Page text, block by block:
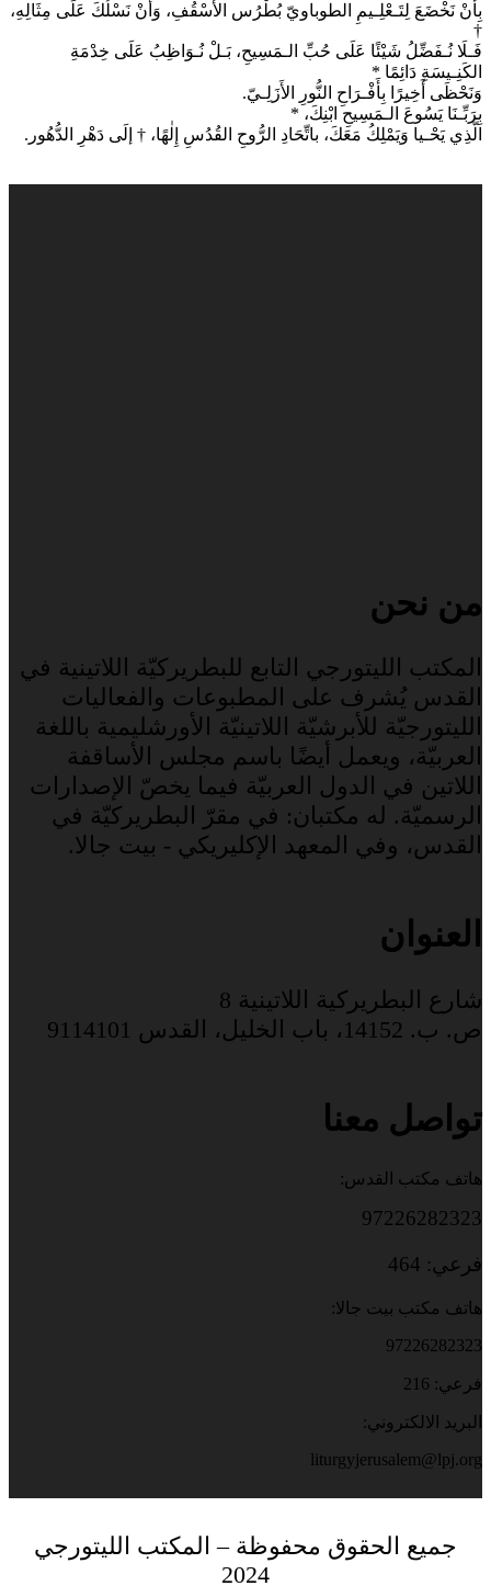
بِأَنْ نَخْضَعَ لِتَـعْلِـيمِ الطوباويّ بُطْرُس الأُسْقُفِ، وَأَنْ نَسْلُكَ عَلَى مِثَالِهِ،
†
فَـلَا نُـفَضِّلُ شَيْئًا عَلَى حُبِّ الـمَسِيحِ، بَـلْ نُـوَاظِبُ عَلَى خِدْمَةِ
الكَنِـيسَةِ دَائِمًا *
وَنَحْظَى أَخِيرًا بِأَفْـرَاحِ النُّورِ الأَزَلِـيّ.
بِرَبِّـنَا يَسُوعَ الـمَسِيحِ ابْنِكَ، *
الَّذِي يَحْـيا وَيَمْلِكُ مَعَكَ، باتِّحَادِ الرُّوحِ القُدُسِ إِلٰهًا، † إلَى دَهْرِ الدُّهُور.
من نحن
المكتب الليتورجي التابع للبطريركيّة اللاتينية في
القدس يُشرف على المطبوعات والفعاليات
الليتورجيّة للأبرشيّة اللاتينيّة الأورشليمية باللغة
العربيّة، ويعمل أيضًا باسم مجلس الأساقفة
اللاتين في الدول العربيّة فيما يخصّ الإصدارات
الرسميّة. له مكتبان: في مقرّ البطريركيّة في
القدس، وفي المعهد الإكليريكي - بيت جالا.
العنوان
شارع البطريركية اللاتينية 8
ص. ب. 14152، باب الخليل، القدس 9114101
تواصل معنا
هاتف مكتب القدس:
97226282323
فرعي: 464
هاتف مكتب بيت جالا:
97226282323
فرعي: 216
البريد الالكتروني:
liturgyjerusalem@lpj.org
جميع الحقوق محفوظة – المكتب الليتورجي
2024